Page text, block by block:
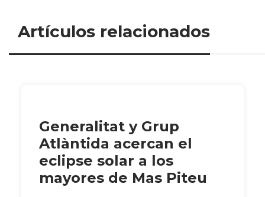
Artículos relacionados
Generalitat y Grup
Atlàntida acercan el
eclipse solar a los
mayores de Mas Piteu